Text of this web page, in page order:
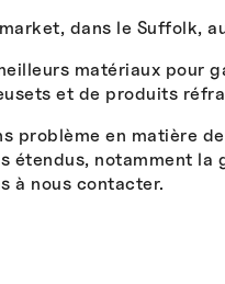
dans le Suffolk,
matériaux pour
et de produits
problème en matière
étendus, notamment
à nous contacter.